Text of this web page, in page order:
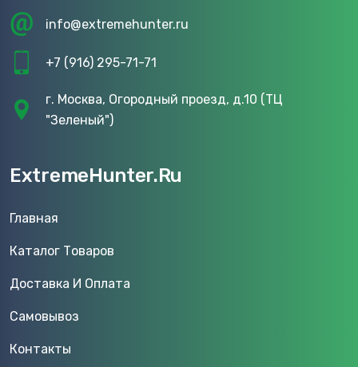
info@extremehunter.ru
+7 (916) 295-71-71
г. Москва, Огородный проезд, д.10 (ТЦ
"Зеленый")
ExtremeHunter.Ru
Главная
Каталог Товаров
Доставка И Оплата
Самовывоз
Контакты